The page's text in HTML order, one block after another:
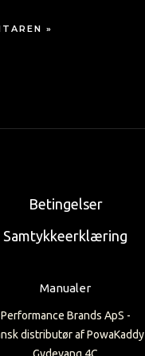
Betingelser
Samtykkeerklæring
Manualer
Performance Brands ApS -
distributør af PowaKaddy